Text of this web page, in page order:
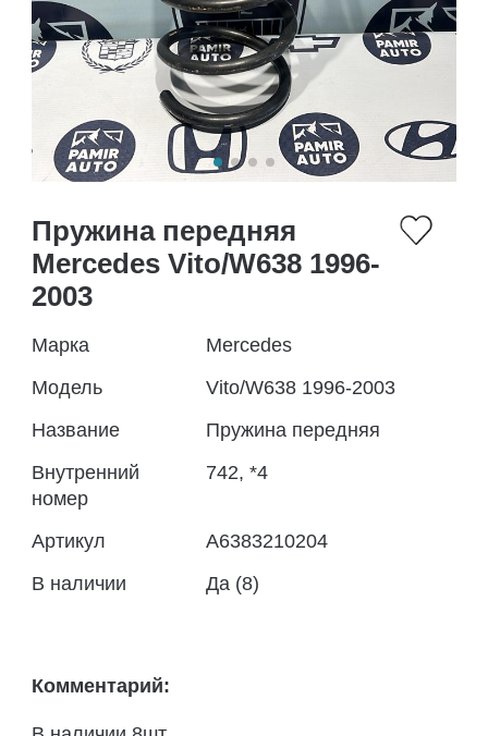
Пружина передняя
Mercedes Vito/W638 1996-
2003
Марка
Mercedes
Модель
Vito/W638 1996-2003
Название
Пружина передняя
Внутренний
номер
742, *4
Артикул
A6383210204
В наличии
Да (8)
Комментарий: